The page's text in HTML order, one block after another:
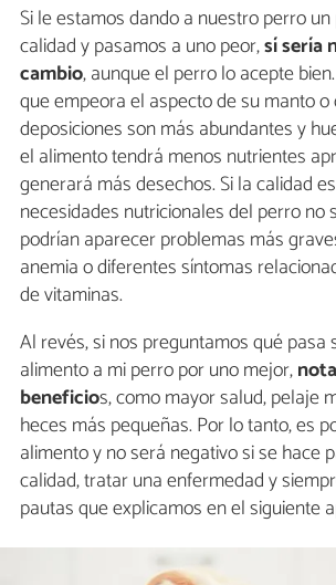
Si le estamos dando a nuestro perro
calidad y pasamos a uno peor,sí sería
cambio, aunque el perro lo acepte
que empeora el aspecto de su manto o
deposiciones son más abundantes y
el alimento tendrá menos nutrientes
generará más desechos. Si la calidad
necesidades nutricionales del perro no
podrían aparecer problemas más
anemia o diferentes síntomas
de vitaminas.
Al revés, si nos preguntamos qué pasa
alimento a mi perro por uno mejor,
beneficios, como mayor salud, pelaje
heces más pequeñas. Por lo tanto, es
alimento y no será negativo si se hace
calidad, tratar una enfermedad y
pautas que explicamos en el siguiente